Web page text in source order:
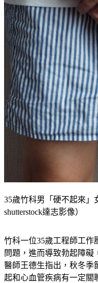
35歲竹科男「硬不起來」
shutterstock達志影像）
竹科一位35歲工程師工作
問題，進而導致勃起障礙
醫師王德生指出，秋冬季
起和心血管疾病有一定關